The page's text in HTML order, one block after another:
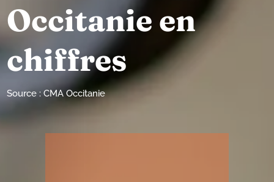
Occitanie en
chiffres
Source : CMA Occitanie